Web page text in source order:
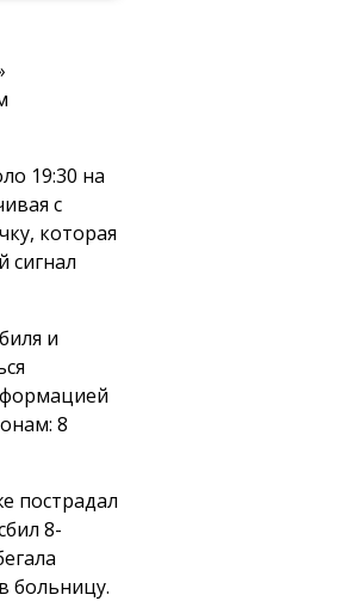
19:30 на
с
которая
сигнал
и
8
пострадал
8-
больницу.